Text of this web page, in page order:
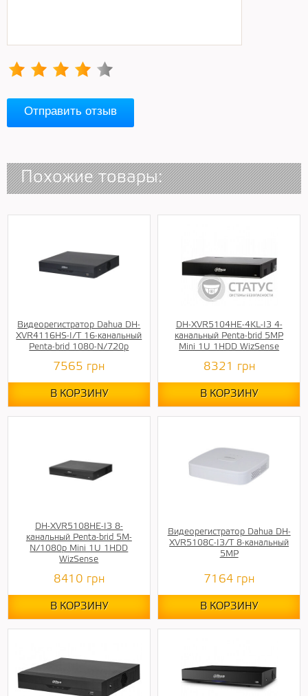
Отправить отзыв
Похожие товары:
Видеорегистратор Dahua DH-
XVR4116HS-I/T 16-канальный
Penta-brid 1080-N/720p
7565 грн
В КОРЗИНУ
DH-XVR5104HE-4KL-I3 4-
канальный Penta-brid 5MP
Mini 1U 1HDD WizSense
8321 грн
В КОРЗИНУ
DH-XVR5108HE-I3 8-
канальный Penta-brid 5M-
N/1080p Mini 1U 1HDD
WizSense
8410 грн
В КОРЗИНУ
Видеорегистратор Dahua DH-
XVR5108C-I3/T 8-канальный
5MP
7164 грн
В КОРЗИНУ